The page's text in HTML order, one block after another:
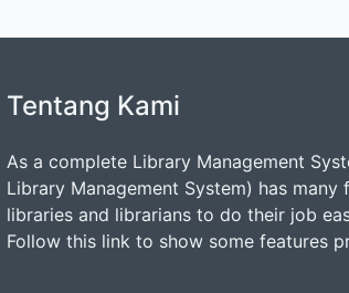
Tentang Kami
As a complete Library Management
Library Management System) has
libraries and librarians to do their job
Follow this link to show some features